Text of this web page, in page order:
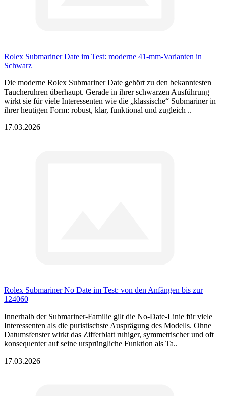
Rolex Submariner Date im Test: moderne 41-mm-Varianten in
Schwarz
Die moderne Rolex Submariner Date gehört zu den bekanntesten
Taucheruhren überhaupt. Gerade in ihrer schwarzen Ausführung
wirkt sie für viele Interessenten wie die „klassische“ Submariner in
ihrer heutigen Form: robust, klar, funktional und zugleich ..
17.03.2026
Rolex Submariner No Date im Test: von den Anfängen bis zur
124060
Innerhalb der Submariner-Familie gilt die No-Date-Linie für viele
Interessenten als die puristischste Ausprägung des Modells. Ohne
Datumsfenster wirkt das Zifferblatt ruhiger, symmetrischer und oft
konsequenter auf seine ursprüngliche Funktion als Ta..
17.03.2026